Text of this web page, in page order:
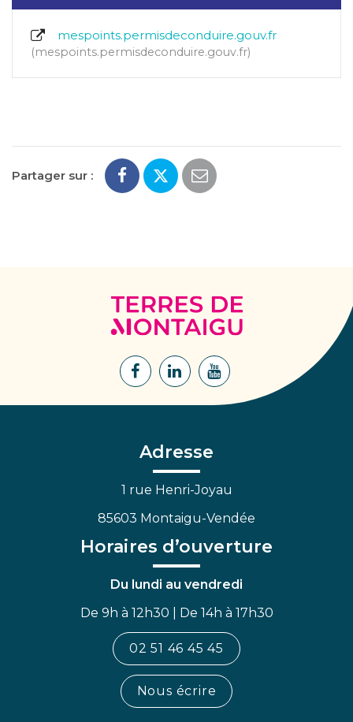
mespoints.permisdeconduire.gouv.fr
mespoints.permisdeconduire.gouv.fr
Partager sur :
Terres
de
Montaigu
Lien
Facebook
Lien
Lien
Adresse
1 rue Henri-Joyau
85603 Montaigu-Vendée
Horaires d’ouverture
Du lundi au vendredi
De 9h à 12h30 | De 14h à 17h30
02 51 46 45 45
Nous écrire